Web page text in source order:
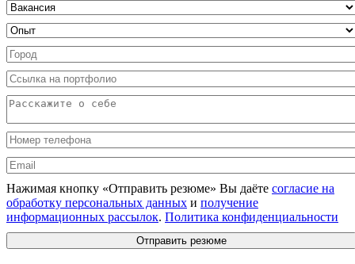
Нажимая кнопку «Отправить резюме» Вы даёте согласие на
обработку персональных данных и получение
информационных рассылок. Политика конфиденциальности
Отправить резюме